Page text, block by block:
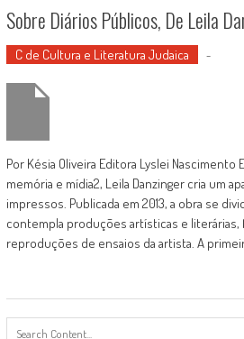
Sobre Diários Públicos, De Leila
C de Cultura e Literatura Judaica -
Por Késia Oliveira Editora Lyslei
memória e mídia2, Leila Danzinger cria um
impressos. Publicada em 2013, a obra se
contempla produções artísticas e literárias,
reproduções de ensaios da artista. A